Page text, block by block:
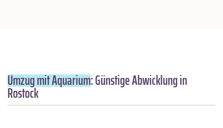
Umzug mit Aquarium: Günstige Abwicklung in
Rostock